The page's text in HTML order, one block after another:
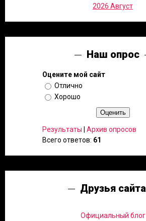
2026 Август
Наш опрос
Оцените мой сайт
Отлично
Хорошо
Результаты | Архив опросов
Всего ответов: 61
Друзья сайта
Официальный блог